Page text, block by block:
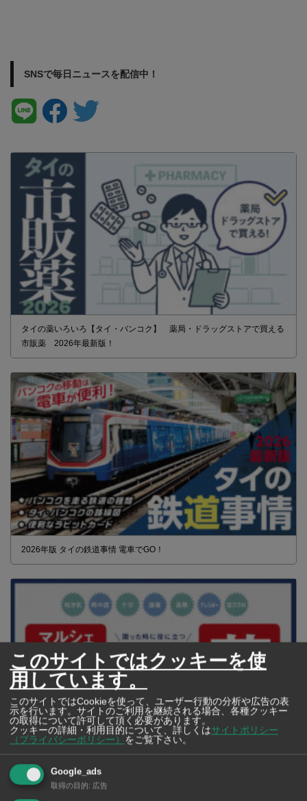
SNSで毎日ニュースを配信中！
タイの薬いろいろ【タイ・バンコク】 薬局・ドラッグストアで買える
市販薬 2026年最新版！
2026年版 タイの鉄道事情 電車でGO！
【タイ・バンコク】 マルシェトンロー内の「TOPS」で買える薬
2026年版
このサイトではクッキーを使
用しています。
このサイトではCookieを使って、ユーザー行動の分析や広告の表
示を行います。サイトのご利用を継続される場合、各種クッキー
の取得について許可して頂く必要があります。
クッキーの詳細・利用目的について、詳しくはサイトポリシー
（プライバシーポリシー）
をご覧下さい。
Google_ads
取得の目的: 広告